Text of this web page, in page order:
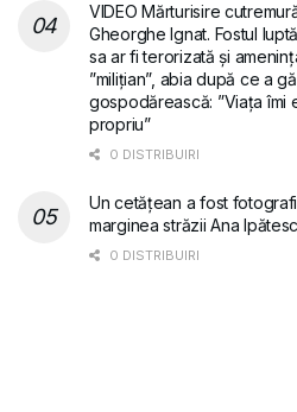
VIDEO Mărturisire
Gheorghe Ignat. Fostul
sa ar fi terorizată și
”milițian”, abia după ce a
gospodărească: ”Viața îmi
propriu”
0 DISTRIBUIRI
Un cetățean a fost
marginea străzii Ana
0 DISTRIBUIRI